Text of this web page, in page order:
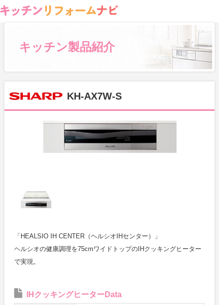
キッチン製品紹介
KH-AX7W-S
「HEALSIO IH CENTER（ヘルシオIHセンター）」
ヘルシオの健康調理を75cmワイドトップのIHクッキングヒーター
で実現。
IHクッキングヒーターData